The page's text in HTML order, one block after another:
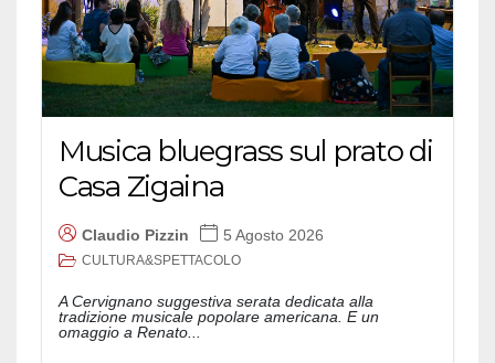
Musica bluegrass sul prato di
Casa Zigaina
Claudio Pizzin 5 Agosto 2026
CULTURA&SPETTACOLO
A Cervignano suggestiva serata dedicata alla
tradizione musicale popolare americana. E un
omaggio a Renato...